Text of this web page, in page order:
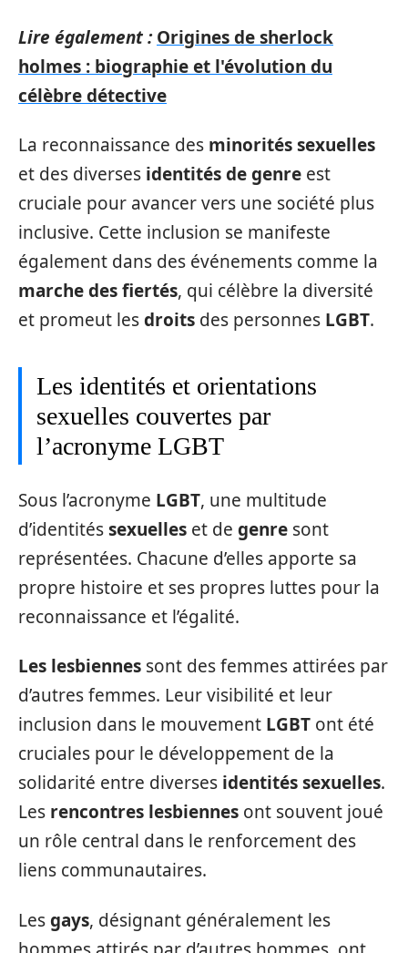
Lire également : Origines de sherlock
holmes : biographie et l'évolution du
célèbre détective
La reconnaissance des minorités sexuelles
et des diverses identités de genre est
cruciale pour avancer vers une société plus
inclusive. Cette inclusion se manifeste
également dans des événements comme la
marche des fiertés, qui célèbre la diversité
et promeut lesdroits des personnes LGBT.
Les identités et orientations
sexuelles couvertes par
l’acronyme LGBT
Sous l’acronyme LGBT, une multitude
d’identitéssexuelles et de genre sont
représentées. Chacune d’elles apporte sa
propre histoire et ses propres luttes pour la
reconnaissance et l’égalité.
Les lesbiennes sont des femmes attirées par
d’autres femmes. Leur visibilité et leur
inclusion dans le mouvement LGBT ont été
cruciales pour le développement de la
solidarité entre diverses identités sexuelles.
Les rencontres lesbiennes ont souvent joué
un rôle central dans le renforcement des
liens communautaires.
Lesgays, désignant généralement les